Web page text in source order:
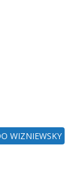
WIZNIEWSKY